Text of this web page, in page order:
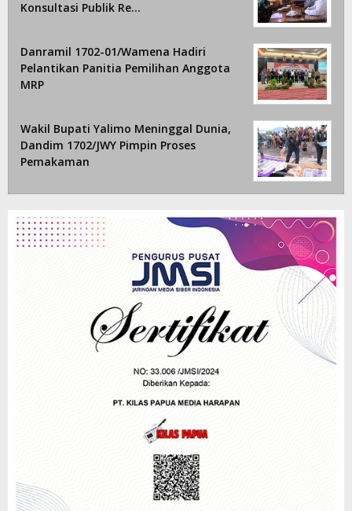
Konsultasi Publik Re…
Danramil 1702-01/Wamena Hadiri
Pelantikan Panitia Pemilihan Anggota
MRP
Wakil Bupati Yalimo Meninggal Dunia,
Dandim 1702/JWY Pimpin Proses
Pemakaman